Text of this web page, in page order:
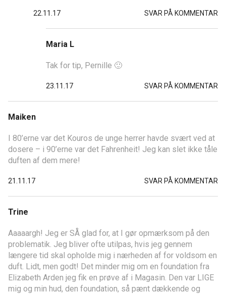
22.11.17 SVAR PÅ KOMMENTAR
Maria L
Tak for tip, Pernille 🙂
23.11.17 SVAR PÅ KOMMENTAR
Maiken
I 80’erne var det Kouros de unge herrer havde svært ved at
dosere – i 90’erne var det Fahrenheit! Jeg kan slet ikke tåle
duften af dem mere!
21.11.17 SVAR PÅ KOMMENTAR
Trine
Aaaaargh! Jeg er SÅ glad for, at I gør opmærksom på den
problematik. Jeg bliver ofte utilpas, hvis jeg gennem
længere tid skal opholde mig i nærheden af for voldsom en
duft. Lidt, men godt! Det minder mig om en foundation fra
Elizabeth Arden jeg fik en prøve af i Magasin. Den var LIGE
mig og min hud, den foundation, så pænt dækkende og